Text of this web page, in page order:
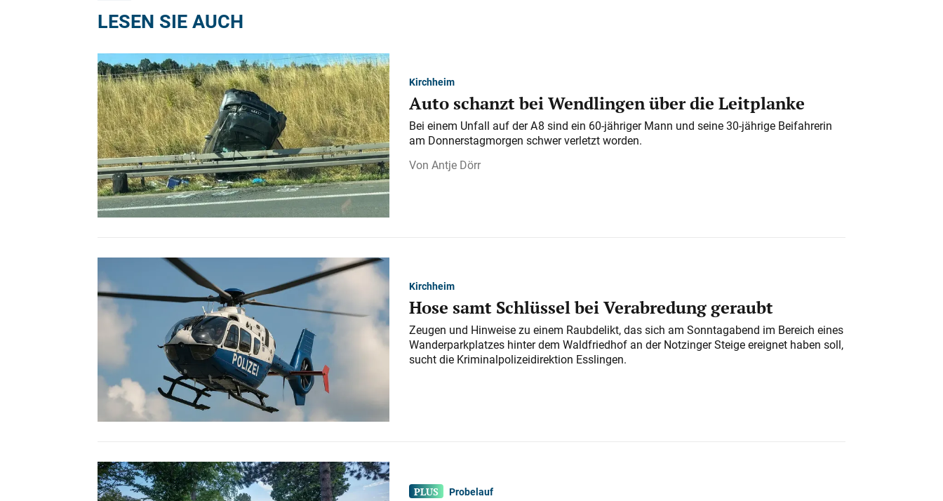
LESEN SIE AUCH
Kirchheim
Auto schanzt bei Wendlingen über die Leitplanke
Bei einem Unfall auf der A 8 sind ein 60-jähriger Mann und seine 30-jährige Beifahrerin
am Donnerstagmorgen schwer verletzt worden.
Antje Dörr
Kirchheim
Hose samt Schlüssel bei Verabredung geraubt
Zeugen und Hinweise zu einem Raubdelikt, das sich am Sonntagabend im Bereich eines
Wanderparkplatzes hinter dem Waldfriedhof an der Notzinger Steige ereignet haben soll,
sucht die Kriminalpolizeidirektion Esslingen.
Probelauf